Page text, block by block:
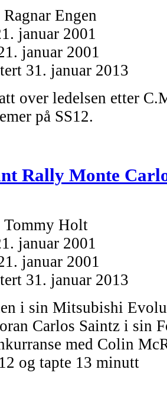
Ragnar Engen
januar 2001
januar 2001
31. januar 2013
over ledelsen etter
på SS12.
Rally Monte
Tommy Holt
januar 2001
januar 2001
31. januar 2013
i sin Mitsubishi
Carlos Saintz i sin
med Colin
og tapte 13 minutt